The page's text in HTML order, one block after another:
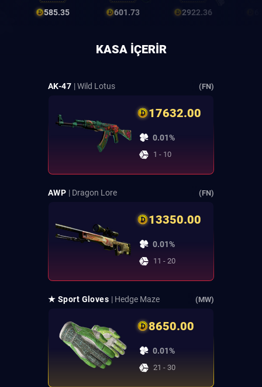
585.35 601.73 2922.36
KASA IÇERIR
AK-47 | Wild Lotus (FN)
17632.00
0.01%
1 - 10
AWP | Dragon Lore (FN)
13350.00
0.01%
11 - 20
★ Sport Gloves | Hedge Maze (MW)
8650.00
0.01%
21 - 30